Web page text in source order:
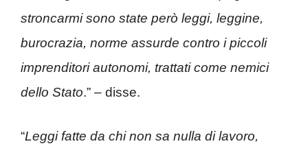
stroncarmi sono state però leggi, leggine,
burocrazia, norme assurde contro i piccoli
imprenditori autonomi, trattati come nemici
dello Stato.” – disse.
“Leggi fatte da chi non sa nulla di lavoro,